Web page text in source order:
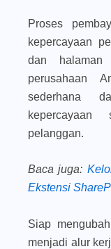
Proses
kepercayaan
dan halaman
perusahaan
sederhana
kepercayaan
pelanggan.
Baca juga:
Ekstensi
Siap
menjadi alur